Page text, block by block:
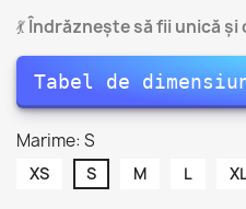
💃Îndrăznește să fii unică și
Tabel de
Marime: S
XS S M L